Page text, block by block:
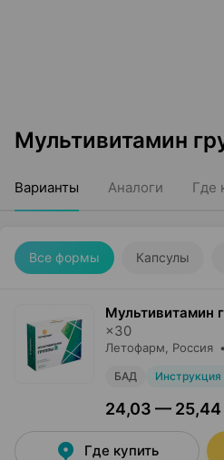
Мультивитамин
Варианты Аналоги Где
Все формы Капсулы
Мультивитамин
×30
Летофарм , Россия •
БАД Инструкция
24,03 — 25,44
Где купить